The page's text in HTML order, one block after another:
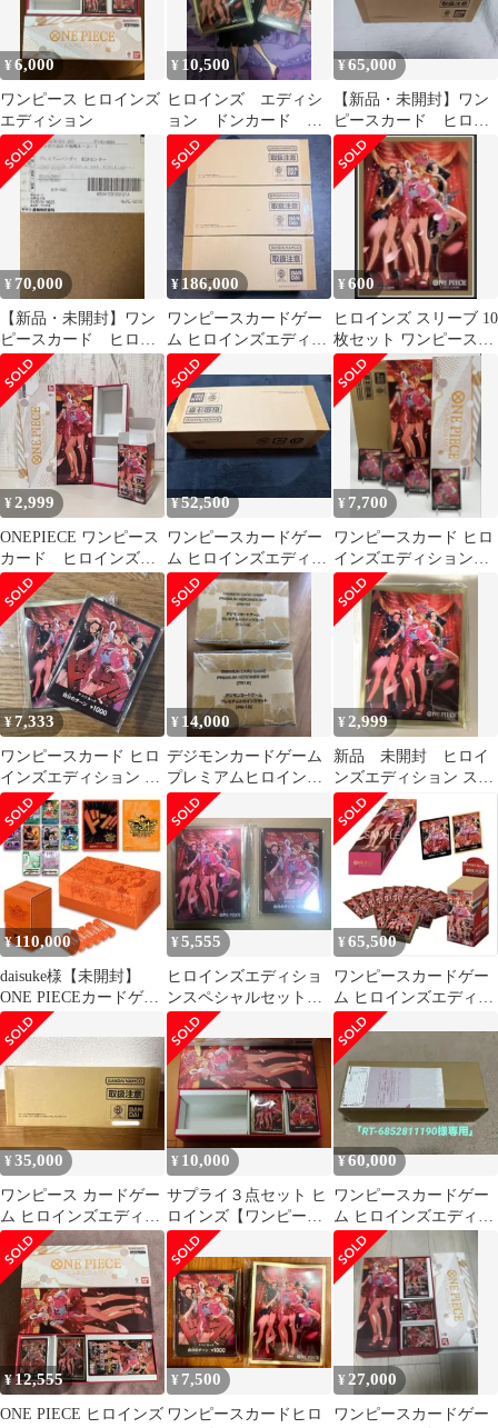
¥6,000
ワンピース ヒロインズ
エディション
¥ 10,500
ヒロインズ エディシ
ョン ドンカード ス
リーブ セット ワン
ピースカード
¥65,000
【新品・未開封】ワン
ピースカード ヒロイ
ンズエディションスペ
シャルセット
¥ 70,000
【新品・未開封】ワン
ピースカード ヒロイ
ンズエディションスペ
シャルセット
¥ 186,000
ワンピースカードゲー
ム ヒロインズエディシ
ョン スペシャルセット
3点セット
¥600
ヒロインズ スリーブ 10
枚セット ワンピースカ
ード ドンカード用
¥2,999
ONEPIECE ワンピース
カード ヒロインズエ
ディション 外箱、
BOX空箱のみ
¥52,500
ワンピースカードゲー
ム ヒロインズエディシ
ョン スペシャルセッ
ト 未開封
¥ 7,700
ワンピースカード ヒロ
インズエディションス
ペシャルセット サプラ
イのみ 他おまけ
¥7,333
ワンピースカード ヒロ
インズエディション ス
ペシャルセット ドンカ
ード・スリーブ
¥ 14,000
デジモンカードゲーム
プレミアムヒロインズ
セット 未開封 2BOX
¥2,999
新品 未開封 ヒロイ
ンズエディション スペ
シャルセット スリー
ブ 70枚
¥110,000
daisuke様【未開封】
ONE PIECEカードゲー
ム 3rd Anniver
¥5,555
ヒロインズエディショ
ンスペシャルセット
ドンカード スリー
ブ 未開封
¥ 65,500
ワンピースカードゲー
ム ヒロインズエディシ
ョン スペシャルセッ
ト 未開封
¥35,000
ワンピース カードゲー
ム ヒロインズエディシ
ョンスペシャルセット
¥ 10,000
サプライ３点セット ヒ
ロインズ【ワンピース
カード】
¥60,000
ワンピースカードゲー
ム ヒロインズエディシ
ョン スペシャルセット
未開封
¥12,555
ONE PIECE ヒロインズ
¥ 7,500
ワンピースカードヒロ
¥ 27,000
ワンピースカードゲー